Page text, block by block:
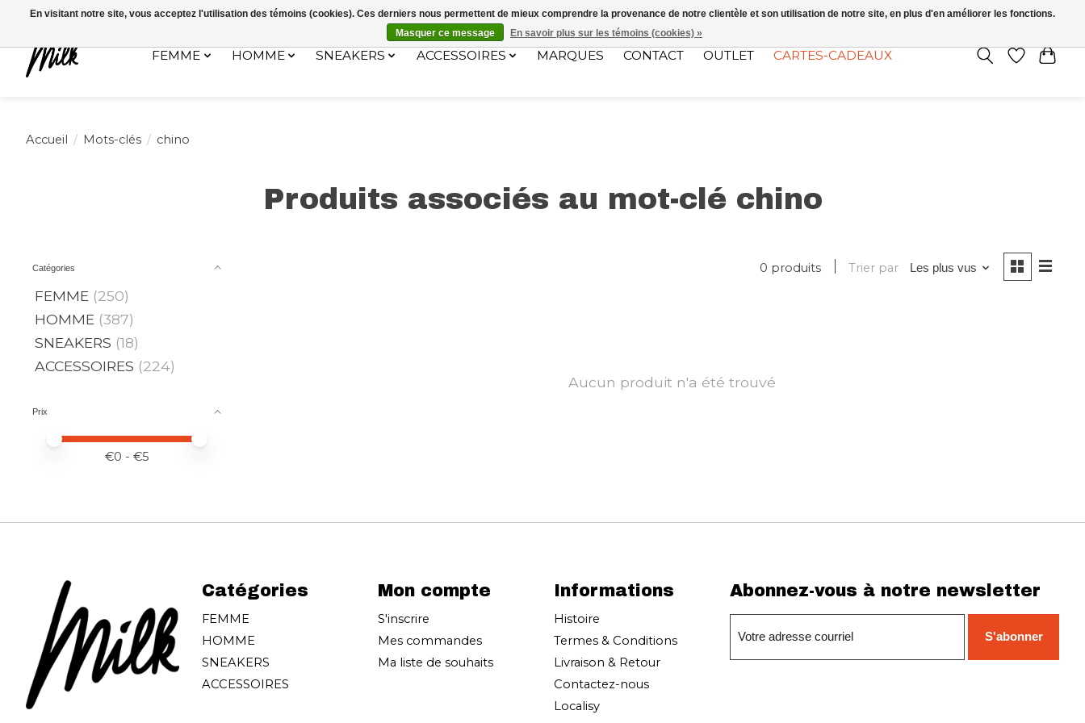
Expédition sous 48h / Livraison gratuite dès 150€ d'achats / -10% avec le code "4MILKZOO" FR S’INSCRIRE / SE CONNECTER
FEMME HOMME SNEAKERS ACCESSOIRES MARQUES CONTACT OUTLET CARTES-CADEAUX
Accueil / Mots-clés / chino
Produits associés au mot-clé chino
Catégories
FEMME (250)
HOMME (387)
SNEAKERS (18)
ACCESSOIRES (224)
Prix
Prix minimum
Price maximum value
€0 - €5
0 produits Trier par Les plus vus
Aucun produit n'a été trouvé
Catégories
FEMME
HOMME
SNEAKERS
ACCESSOIRES
Mon compte
S'inscrire
Mes commandes
Ma liste de souhaits
Informations
Histoire
Termes & Conditions
Livraison & Retour
Contactez-nous
Localisy
Abonnez-vous à notre newsletter
S'abonner
En visitant notre site, vous acceptez l'utilisation des témoins (cookies). Ces derniers nous permettent de mieux comprendre la provenance de notre clientèle et son utilisation de notre site, en plus d'en améliorer les fonctions.
Masquer ce message
En savoir plus sur les témoins (cookies) »